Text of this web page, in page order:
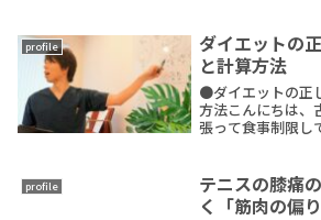
こんな経験、あり
見たときの厚み
profile
ダイエットの
と計算方法
●ダイエットの正
方法こんにちは、
張って食事制限し
いませんか？ダイ
「正しいカロリ
profile
テニスの膝痛
く「筋肉の偏